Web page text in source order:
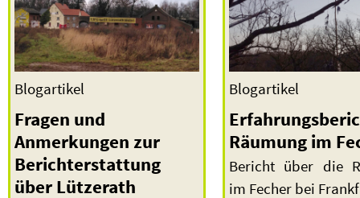
Blogartikel
Fragen und
Anmerkungen zur
Berichterstattung
über Lützerath
Blogartikel
Räumung im
Bericht über die
im Fecher bei